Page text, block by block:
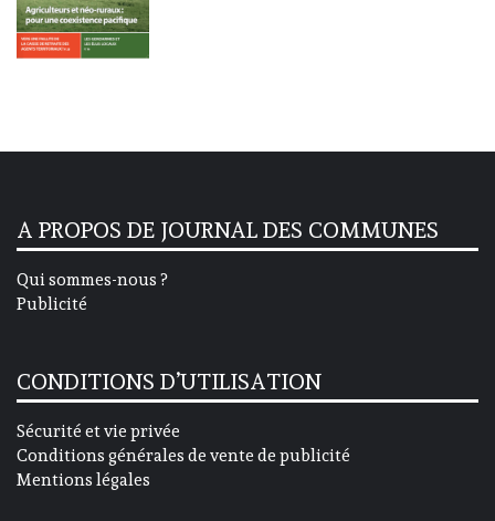
A PROPOS DE JOURNAL DES COMMUNES
Qui sommes-nous ?
Publicité
CONDITIONS D’UTILISATION
Sécurité et vie privée
Conditions générales de vente de publicité
Mentions légales